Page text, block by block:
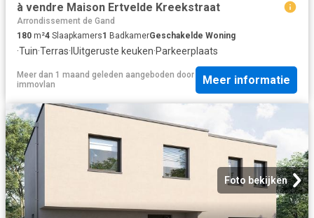
à vendre Maison Ertvelde Kreekstraat
Arrondissement de Gand
180 m²4 Slaapkamers1 BadkamerGeschakelde Woning
·Tuin·Terras· IUitgeruste keuken·Parkeerplaats
Meer dan 1 maand geleden aangeboden door
immovlan
Meer informatie
Foto bekijken